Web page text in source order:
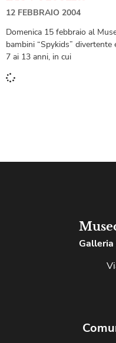
12 FEBBRAIO 2004
Domenica 15 febbraio al
bambini “Spykids”
7 ai 13 anni, in cui